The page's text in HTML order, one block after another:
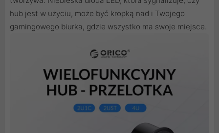
hub jest w użyciu, może być kropką nad i Twojego
gamingowego biurka, gdzie wszystko ma swoje miejsce.